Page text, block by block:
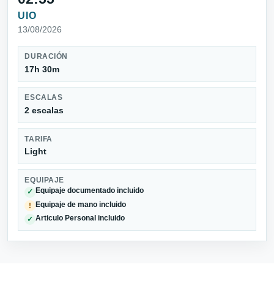
UIO
13/08/2026
DURACIÓN
17h 30m
ESCALAS
2 escalas
TARIFA
Light
EQUIPAJE
✓ Equipaje documentado incluido
! Equipaje de mano incluido
✓ Articulo Personal incluido